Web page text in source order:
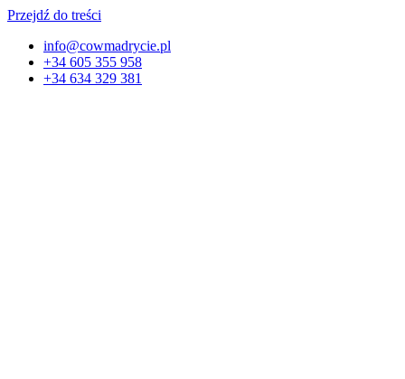
Przejdź do treści
info@cowmadrycie.pl
+34 605 355 958
+34 634 329 381​